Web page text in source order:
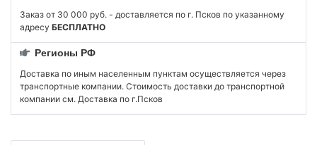
Заказ от 30 000 руб. - доставляется по г. Псков по указанному
адресу БЕСПЛАТНО
Регионы РФ
Доставка по иным населенным пунктам осуществляется через
транспортные компании. Стоимость доставки до транспортной
компании см. Доставка по г.Псков